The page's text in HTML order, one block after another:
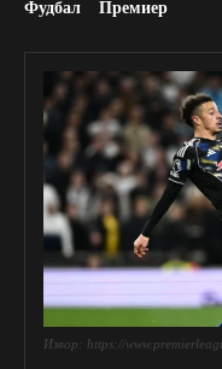
Фудбал Премиер
Извор: https://